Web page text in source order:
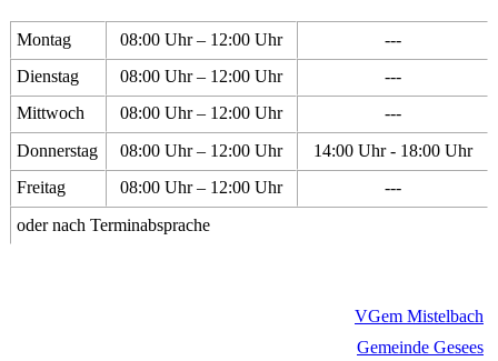
Montag 08:00 Uhr – 12:00 Uhr
---
Dienstag
08:00 Uhr – 12:00 Uhr
---
Mittwoch
08:00 Uhr – 12:00 Uhr
---
Donnerstag
08:00 Uhr – 12:00 Uhr
14:00 Uhr - 18:00 Uhr
Freitag
08:00 Uhr – 12:00 Uhr
---
oder nach Terminabsprache
VGem Mistelbach
Gemeinde Gesees